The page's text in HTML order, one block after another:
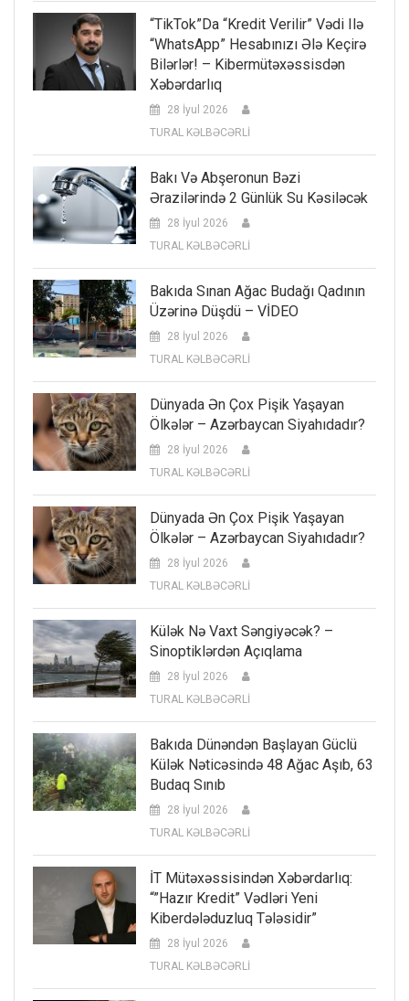
“TikTok”da “kredit Verilir” Vədi Ilə
“WhatsApp” Hesabınızı Ələ Keçirə
Bilərlər! – Kibermütəxəssisdən
Xəbərdarlıq
28 İyul 2026
TURAL KƏLBƏCƏRLİ
Bakı Və Abşeronun Bəzi
Ərazilərində 2 Günlük Su Kəsiləcək
28 İyul 2026
TURAL KƏLBƏCƏRLİ
Bakıda Sınan Ağac Budağı Qadının
Üzərinə Düşdü – VİDEO
28 İyul 2026
TURAL KƏLBƏCƏRLİ
Dünyada Ən Çox Pişik Yaşayan
Ölkələr – Azərbaycan Siyahıdadır?
28 İyul 2026
TURAL KƏLBƏCƏRLİ
Dünyada Ən Çox Pişik Yaşayan
Ölkələr – Azərbaycan Siyahıdadır?
28 İyul 2026
TURAL KƏLBƏCƏRLİ
Külək Nə Vaxt Səngiyəcək? –
Sinoptiklərdən Açıqlama
28 İyul 2026
TURAL KƏLBƏCƏRLİ
Bakıda Dünəndən Başlayan Güclü
Külək Nəticəsində 48 Ağac Aşıb, 63
Budaq Sınıb
28 İyul 2026
TURAL KƏLBƏCƏRLİ
İT Mütəxəssisindən Xəbərdarlıq:
“”Hazır Kredit” Vədləri Yeni
Kiberdələduzluq Tələsidir”
28 İyul 2026
TURAL KƏLBƏCƏRLİ